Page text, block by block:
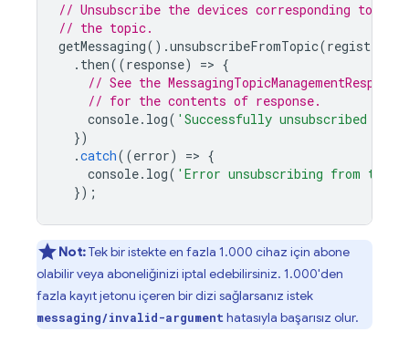
// Unsubscribe the devices corresponding to
// the topic.
getMessaging().unsubscribeFromTopic(
. then((response) => {
// See the
// for the contents of response.
console. log( 'Successfully unsubscribed
})
.catch((error) => {
console. log( 'Error unsubscribing from
});
Not:Tek bir istekte en fazla 1.000 cihaz için abone
olabilir veya aboneliğinizi iptal edebilirsiniz. 1.000'den
fazla kayıt jetonu içeren bir dizi sağlarsanız istek
messaging/invalid-argument hatasıyla başarısız olur.